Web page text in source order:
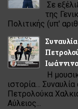
Σε
της
Πολιτικής (υπ'
Η
ιστορία…
Πετρολούκα
Αύλειος...